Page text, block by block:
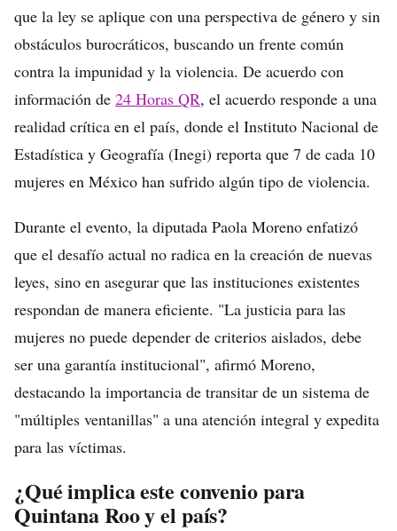
que la ley se aplique con una perspectiva de género y sin
obstáculos burocráticos, buscando un frente común
contra la impunidad y la violencia. De acuerdo con
información de 24 Horas QR, el acuerdo responde a una
realidad crítica en el país, donde el Instituto Nacional de
Estadística y Geografía (Inegi) reporta que 7 de cada 10
mujeres en México han sufrido algún tipo de violencia.
Durante el evento, la diputada Paola Moreno enfatizó
que el desafío actual no radica en la creación de nuevas
leyes, sino en asegurar que las instituciones existentes
respondan de manera eficiente. "La justicia para las
mujeres no puede depender de criterios aislados, debe
ser una garantía institucional", afirmó Moreno,
destacando la importancia de transitar de un sistema de
"múltiples ventanillas" a una atención integral y expedita
para las víctimas.
¿Qué implica este convenio para
Quintana Roo y el país?